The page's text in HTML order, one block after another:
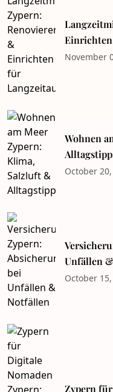
November
Wohnen
October
Unfällen
October
Zypern